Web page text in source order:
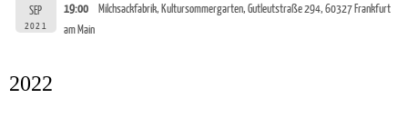
SEP
2021
19:00
Milchsackfabrik, Kultursommergarten, Gutleutstraße 294, 60327 Frankfurt
am Main
2022